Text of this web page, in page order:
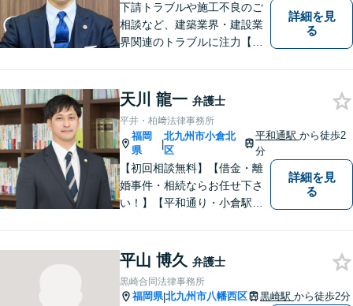
下請トラブルや施工不良のご
相談など、建築業界・建設業
界関連のトラブルに注力【企
のご相談はお任せください
【夜間・休日対応可】M&A、
株式発行も対応【小倉駅3分】
詳細を見
る
天川 龍一 弁護士
平井・柏﨑法律事務所
福岡
県
|
北九州市小倉北
区
平和通駅から徒歩2
分
【初回相談無料】【借金・離
婚事件・相続ならお任せ下さ
い！】【平和通り・小倉駅近
詳細を見
る
平山 博久 弁護士
黒崎合同法律事務所
福岡県|北九州市八幡西区 黒崎駅 から徒歩2分